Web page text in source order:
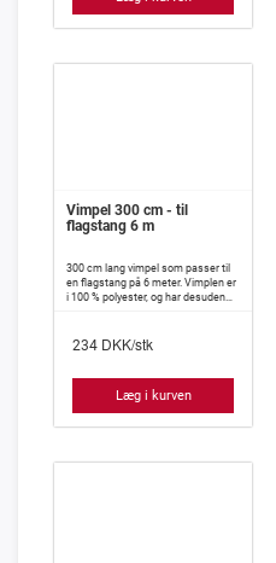
Vimpel 300 cm - til
flagstang 6 m
300 cm lang vimpel som passer til
en flagstang på 6 meter. Vimplen er
i 100 % polyester, og har desuden
234 DKK/stk
Læg i kurven